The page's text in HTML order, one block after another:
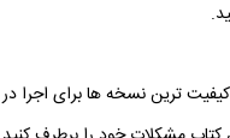
کیفیت ترین نسخه ها برای